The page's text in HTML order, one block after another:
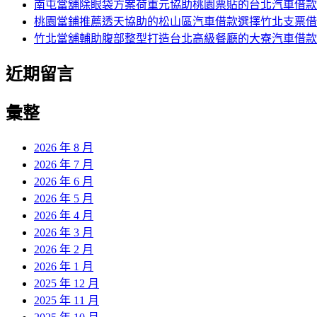
南屯當舖除眼袋方案荷重元協助桃園票貼的台北汽車借款
桃園當鋪推薦透天協助的松山區汽車借款選擇竹北支票
竹北當舖輔助腹部整型打造台北高級餐廳的大寮汽車借款
近期留言
彙整
2026 年 8 月
2026 年 7 月
2026 年 6 月
2026 年 5 月
2026 年 4 月
2026 年 3 月
2026 年 2 月
2026 年 1 月
2025 年 12 月
2025 年 11 月